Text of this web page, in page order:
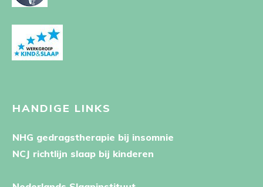
HANDIGE LINKS
NHG gedragstherapie bij insomnie
NCJ richtlijn slaap bij kinderen